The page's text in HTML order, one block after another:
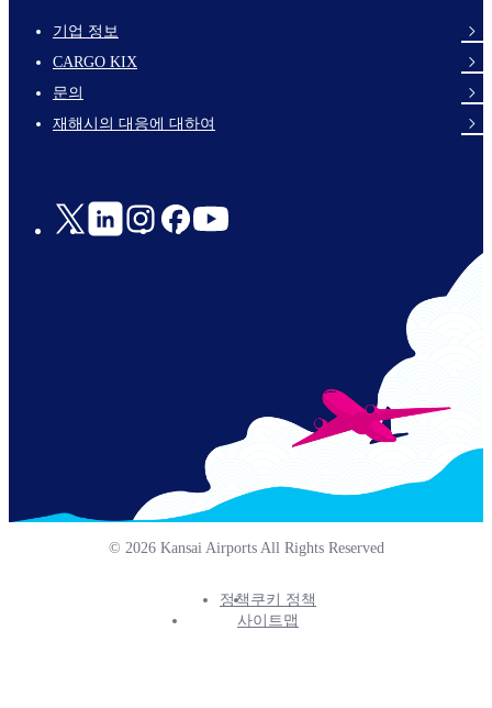
footer-
links-
en-
기업 정보
CARGO KIX
문의
재해시의 대응에 대하여
Social
© 2026 Kansai Airports All Rights Reserved
Footer
정책 쿠키 정책
사이트맵